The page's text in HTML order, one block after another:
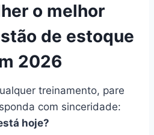
o melhor
de estoque
2026
treinamento, pare
com sinceridade:
hoje?